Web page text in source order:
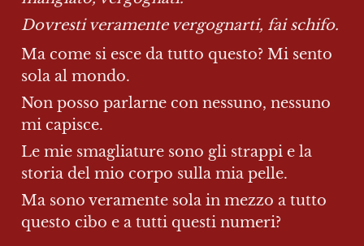
Dovresti veramente vergognarti, fai schifo.
Ma come si esce da tutto questo? Mi sento
sola al mondo.
Non posso parlarne con nessuno, nessuno
mi capisce.
Le mie smagliature sono gli strappi e la
storia del mio corpo sulla mia pelle.
Ma sono veramente sola in mezzo a tutto
questo cibo e a tutti questi numeri?